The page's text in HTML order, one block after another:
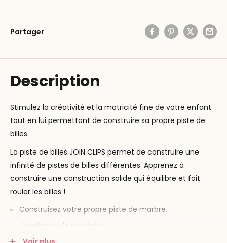
Partager
Description
Stimulez la créativité et la motricité fine de votre enfant
tout en lui permettant de construire sa propre piste de
billes.
La piste de billes JOIN CLIPS permet de construire une
infinité de pistes de billes différentes. Apprenez à
construire une construction solide qui équilibre et fait
rouler les billes !
Construisez votre propre piste de marbre.
Développez la motricité